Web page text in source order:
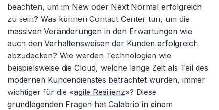
beachten, um im New oder Next Normal erfolgreich
zu sein? Was können Contact Center tun, um die
massiven Veränderungen in den Erwartungen wie
auch den Verhaltensweisen der Kunden erfolgreich
abzudecken? Wie werden Technologien wie
beispielsweise die Cloud, welche lange Zeit als Teil des
modernen Kundendienstes betrachtet wurden, immer
wichtiger für die «agile Resilienz»? Diese
grundlegenden Fragen hat Calabrio in einem